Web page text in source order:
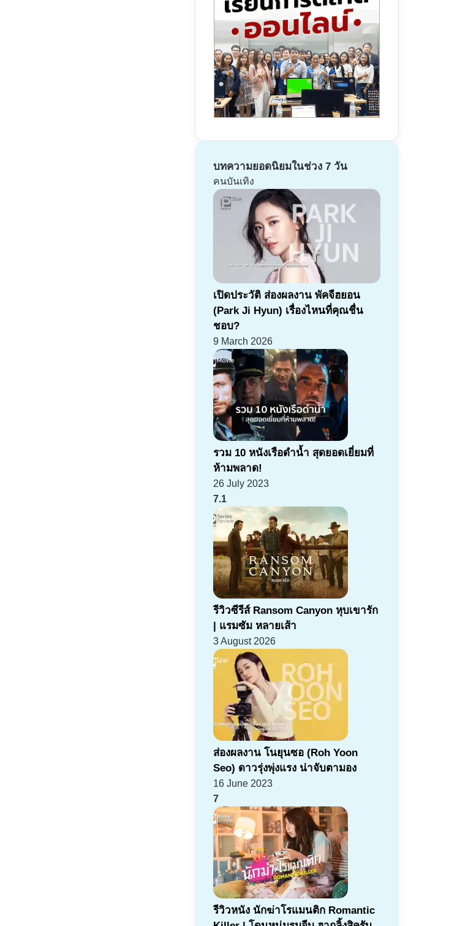
บทความยอดนิยมในช่วง 7 วัน
คนบันเทิง
เปิดประวัติ ส่องผลงาน พัคจีฮยอน
(Park Ji Hyun) เรื่องไหนที่คุณชื่น
ชอบ?
9 March 2026
รวม 10 หนังเรือดำน้ำ สุดยอดเยี่ยมที่
ห้ามพลาด!
26 July 2023
7.1
รีวิวซีรีส์ Ransom Canyon หุบเขารัก
| แรมซัม หลายเส้า
3 August 2026
ส่องผลงาน โนยุนซอ (Roh Yoon
Seo) ดาวรุ่งพุ่งแรง น่าจับตามอง
16 June 2023
7
รีวิวหนัง นักฆ่าโรแมนติก Romantic